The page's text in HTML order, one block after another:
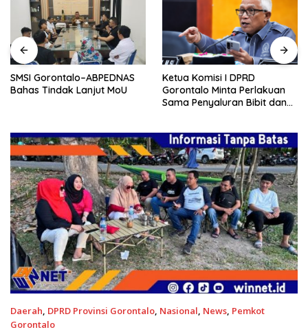
SMSI Gorontalo–ABPEDNAS
Bahas Tindak Lanjut MoU
Ketua Komisi I DPRD
Gorontalo Minta Perlakuan
Sama Penyaluran Bibit dan
Daerah, DPRD Provinsi Gorontalo, Nasional, News, Pemkot
Gorontalo